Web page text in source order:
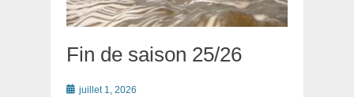
Fin de saison 25/26
Postéjuillet 1, 2026